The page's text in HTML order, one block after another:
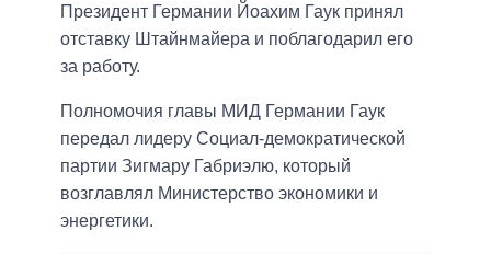
Президент Германии Йоахим Гаук принял
отставку Штайнмайера и поблагодарил его
за работу.
Полномочия главы МИД Германии Гаук
передал лидеру Социал-демократической
партии Зигмару Габриэлю, который
возглавлял Министерство экономики и
энергетики.